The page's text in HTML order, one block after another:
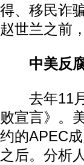
得、移民诈
赵世兰之前
中美反
去年11月
败宣言》。
约的APEC
之后。分析